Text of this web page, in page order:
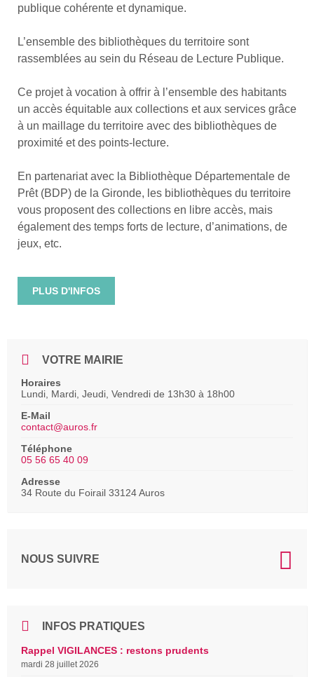
publique cohérente et dynamique.
L’ensemble des bibliothèques du territoire sont
rassemblées au sein du Réseau de Lecture Publique.
Ce projet à vocation à offrir à l’ensemble des habitants
un accès équitable aux collections et aux services grâce
à un maillage du territoire avec des bibliothèques de
proximité et des points-lecture.
En partenariat avec la Bibliothèque Départementale de
Prêt (BDP) de la Gironde, les bibliothèques du territoire
vous proposent des collections en libre accès, mais
également des temps forts de lecture, d’animations, de
jeux, etc.
PLUS D'INFOS
VOTRE MAIRIE
Horaires
Lundi, Mardi, Jeudi, Vendredi de 13h30 à 18h00
E-Mail
contact@auros.fr
Téléphone
05 56 65 40 09
Adresse
34 Route du Foirail 33124 Auros
NOUS SUIVRE
INFOS PRATIQUES
Rappel VIGILANCES : restons prudents
mardi 28 juillet 2026